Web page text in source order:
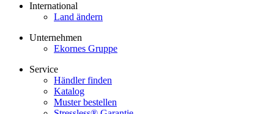
International
Land ändern
Unternehmen
Ekornes Gruppe
Service
Händler finden
Katalog
Muster bestellen